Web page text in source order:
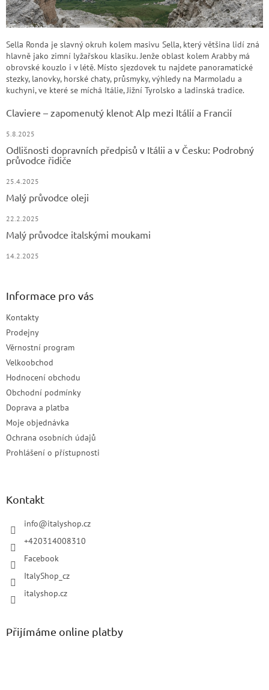
Sella Ronda je slavný okruh kolem masivu Sella, který většina lidí zná
hlavně jako zimní lyžařskou klasiku. Jenže oblast kolem Arabby má
obrovské kouzlo i v létě. Místo sjezdovek tu najdete panoramatické
stezky, lanovky, horské chaty, průsmyky, výhledy na Marmoladu a
kuchyni, ve které se míchá Itálie, Jižní Tyrolsko a ladinská tradice.
Claviere – zapomenutý klenot Alp mezi Itálií a Francií
5.8.2025
Odlišnosti dopravních předpisů v Itálii a v Česku: Podrobný
průvodce řidiče
25.4.2025
Malý průvodce oleji
22.2.2025
Malý průvodce italskými moukami
14.2.2025
Informace pro vás
Kontakty
Prodejny
Věrnostní program
Velkoobchod
Hodnocení obchodu
Obchodní podmínky
Doprava a platba
Moje objednávka
Ochrana osobních údajů
Prohlášení o přístupnosti
Kontakt
info@italyshop.cz
+420314008310
Facebook
ItalyShop_cz
italyshop.cz
Přijímáme online platby